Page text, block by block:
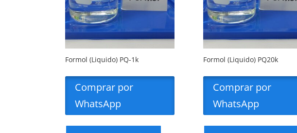
Formol (Liquido) PQ-1k
Comprar por
WhatsApp
Formol (Liquido) PQ20k
Comprar por
WhatsApp